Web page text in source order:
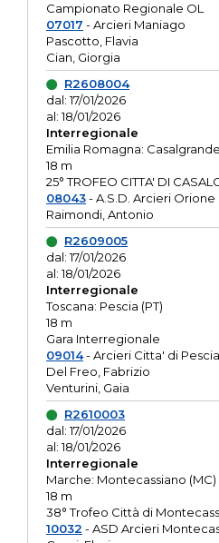
Campionato Regionale OL
07017 - Arcieri Maniago
Pascotto, Flavia
Cian, Giorgia
R2608004
dal: 17/01/2026
al: 18/01/2026
Interregionale
Emilia Romagna: Casalgrande
18 m
25° TROFEO CITTA' DI
08043- A.S.D. Arcieri Orione
Raimondi, Antonio
R2609005
dal: 17/01/2026
al: 18/01/2026
Interregionale
Toscana: Pescia (PT)
18 m
Gara Interregionale
09014- Arcieri Citta' di Pescia
Del Freo, Fabrizio
Venturini, Gaia
R2610003
dal: 17/01/2026
al: 18/01/2026
Interregionale
Marche: Montecassiano (MC)
18 m
38° Trofeo Città di
10032 - ASD Arcieri